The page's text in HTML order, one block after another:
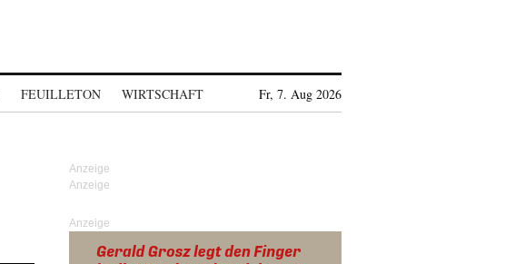
FEUILLETON WIRTSCHAFT Fr, 7. Aug 2026
Anzeige